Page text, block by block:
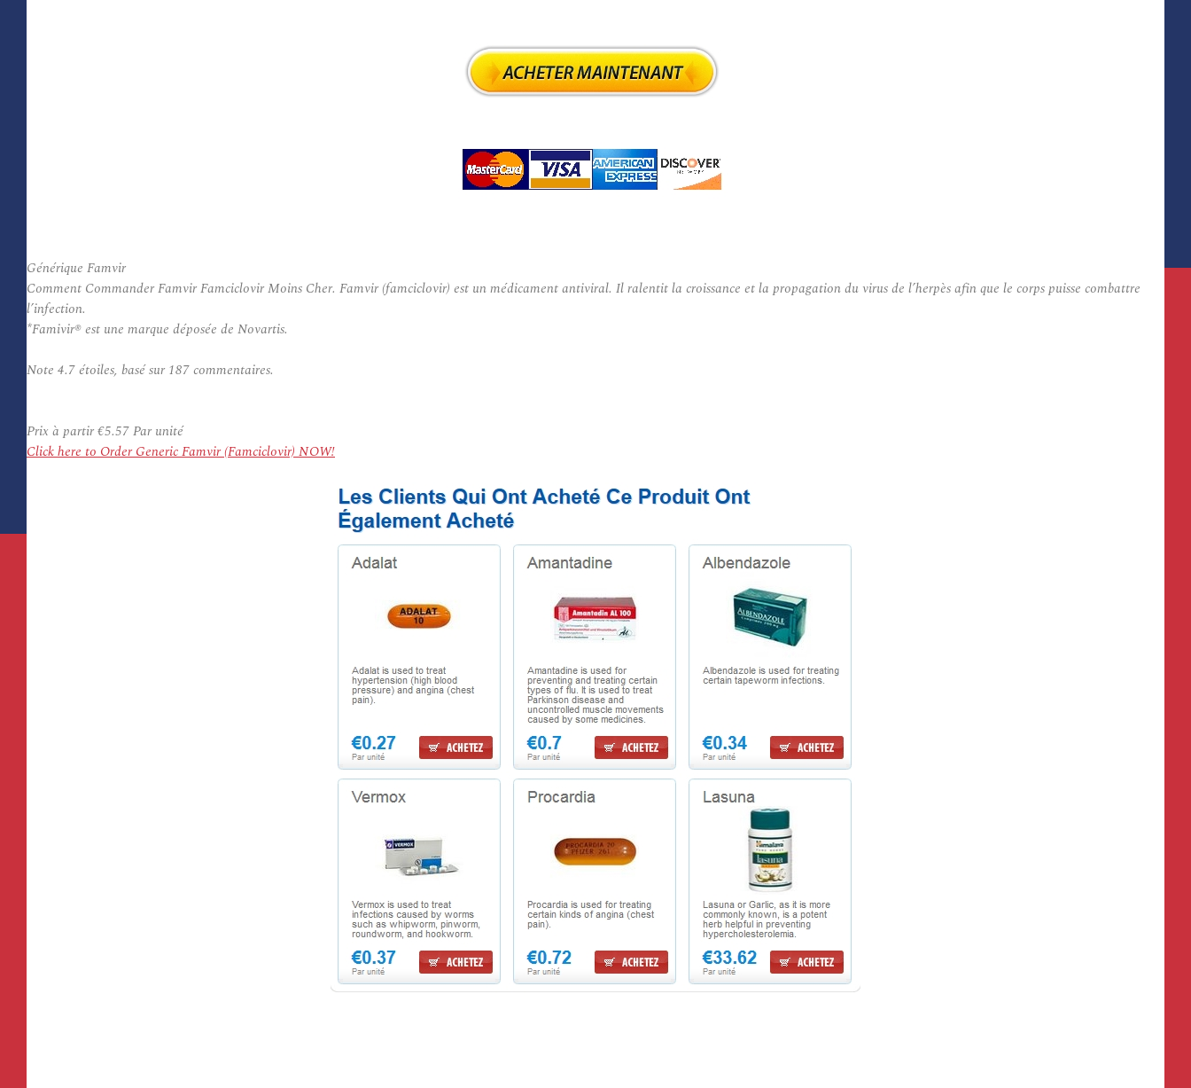
Générique Famvir
Comment Commander Famvir Famciclovir Moins Cher. Famvir (famciclovir) est un médicament antiviral. Il ralentit la croissance et la propagation du virus de l’herpès afin que le corps puisse combattre
l’infection.
*Famivir® est une marque déposée de Novartis.
Note 4.7étoiles, basé sur 187commentaires.
Prix à partir€5.57Par unité
Click here to Order Generic Famvir (Famciclovir) NOW!